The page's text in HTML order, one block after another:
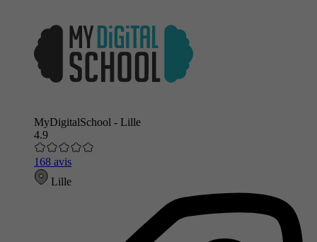
MyDigitalSchool - Lille
4.9
168 avis
Lille